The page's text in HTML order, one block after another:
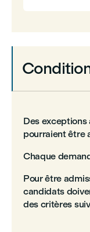
Des
pourraient être
Chaque
Pour être
candidats
des critères